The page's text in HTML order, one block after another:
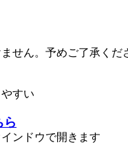
せん。予めご了承くだ
すい
ら
ンドウで開きます